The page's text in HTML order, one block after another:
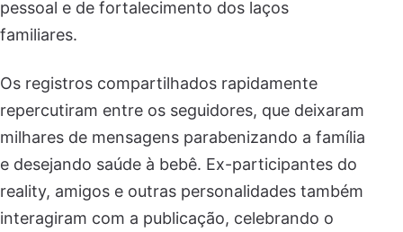
pessoal e de fortalecimento dos laços
familiares.
Os registros compartilhados rapidamente
repercutiram entre os seguidores, que deixaram
milhares de mensagens parabenizando a família
e desejando saúde à bebê. Ex-participantes do
reality, amigos e outras personalidades também
interagiram com a publicação, celebrando o